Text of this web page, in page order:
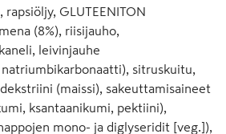
GLUTEENITON
(8%), riisijauho,
leivinjauhe
sitruskuitu,
(maissi), sakeuttamisaineet
ksantaanikumi, pektiini),
mono- ja diglyseridit [veg.]),